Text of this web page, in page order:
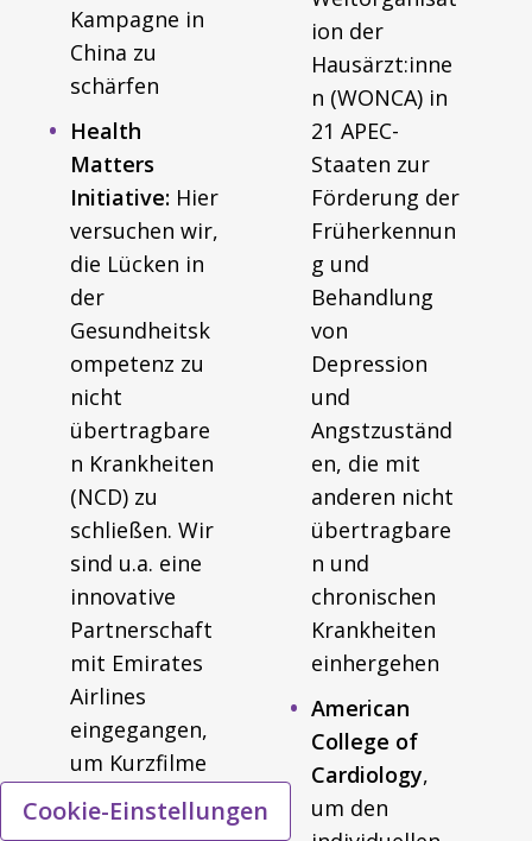
Kampagne in
China zu
schärfen
Health
Matters
Initiative: Hier
versuchen wir,
die Lücken in
der
Gesundheitsk
ompetenz zu
nicht
übertragbare
n Krankheiten
(NCD) zu
schließen. Wir
sind u.a. eine
innovative
Partnerschaft
mit Emirates
Airlines
eingegangen,
um Kurzfilme
sowie Lern-
und
ion der
Hausärzt:inne
n (WONCA) in
21 APEC-
Staaten zur
Förderung der
Früherkennun
g und
Behandlung
von
Depression
und
Angstzuständ
en, die mit
anderen nicht
übertragbare
n und
chronischen
Krankheiten
einhergehen
American
College of
Cardiology,
um den
Cookie-Einstellungen